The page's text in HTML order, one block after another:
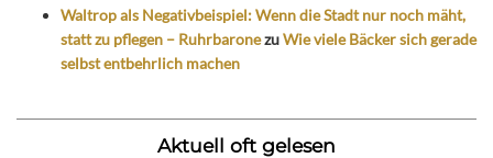
Waltrop als Negativbeispiel: Wenn die Stadt nur noch mäht,
statt zu pflegen – RuhrbaronezuWie viele Bäcker sich gerade
selbst entbehrlich machen
Aktuell oft gelesen